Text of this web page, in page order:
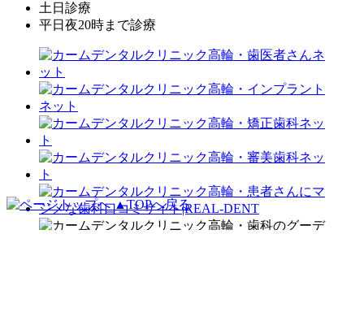
▲TOPへ戻る
土日診療
平日夜20時まで診療